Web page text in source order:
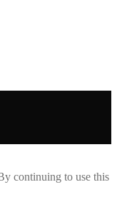
continuing to use this